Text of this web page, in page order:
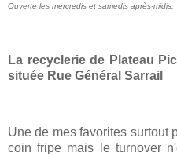
Ouverte les mercredis et samedis après-midis.
La recyclerie de Plateau
située Rue Général Sarrail
Une de mes favorites surtout
coin fripe mais le turnover